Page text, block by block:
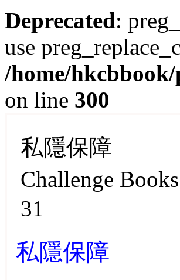
Deprecated:
use
/home/
on line 300
私隱保障
Challenge
31
私隱保障